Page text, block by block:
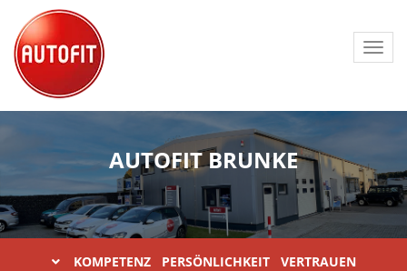
AUTOFIT BRUNKE
KOMPETENZ PERSÖNLICHKEIT VERTRAUEN